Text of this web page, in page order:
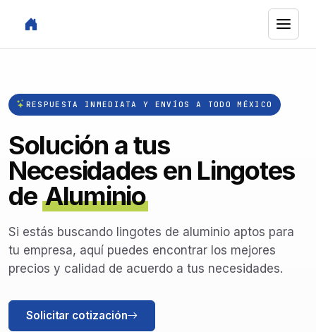
RESPUESTA INMEDIATA Y ENVÍOS A TODO MÉXICO
Solución a tus
Necesidades en Lingotes
deAluminio
Si estás buscando lingotes de aluminio aptos para
tu empresa, aquí puedes encontrar los mejores
precios y calidad de acuerdo a tus necesidades.
Solicitar cotización